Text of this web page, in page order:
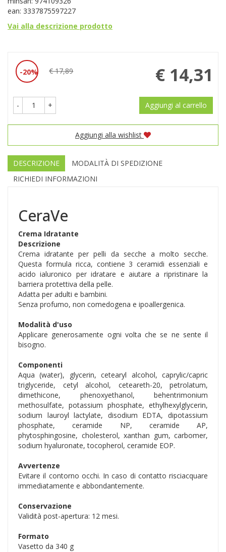
ean: 3337875597227
Vai alla descrizione prodotto
20% € 17,89
Prezzo
scontato
€ 14,31
- + Aggiungi al carrello
Aggiungi alla wishlist
DESCRIZIONE
MODALITÀ DI SPEDIZIONE
RICHIEDI INFORMAZIONI
CeraVe
Crema Idratante
Descrizione
Crema idratante per pelli da secche a molto secche.
Questa formula ricca, contiene 3 ceramidi essenziali e
acido ialuronico per idratare e aiutare a ripristinare la
barriera protettiva della pelle.
Adatta per adulti e bambini.
Senza profumo, non comedogena e ipoallergenica.
Modalità d'uso
Applicare generosamente ogni volta che se ne sente il
bisogno.
Componenti
Aqua (water), glycerin, cetearyl alcohol, caprylic/capric
triglyceride, cetyl alcohol, ceteareth-20, petrolatum,
dimethicone, phenoxyethanol, behentrimonium
methosulfate, potassium phosphate, ethylhexylglycerin,
sodium lauroyl lactylate, disodium EDTA, dipotassium
phosphate, ceramide NP, ceramide AP,
phytosphingosine, cholesterol, xanthan gum, carbomer,
sodium hyaluronate, tocopherol, ceramide EOP.
Avvertenze
Evitare il contorno occhi. In caso di contatto risciacquare
immediatamente e abbondantemente.
Conservazione
Validità post-apertura: 12 mesi.
Formato
Vasetto da 340 g